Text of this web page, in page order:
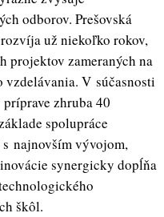
odborov. Prešovská
už niekoľko rokov,
projektov zameraných na
vzdelávania. V súčasnosti
zhruba 40
spolupráce
najnovším vývojom,
synergicky dopĺňa
škôl.